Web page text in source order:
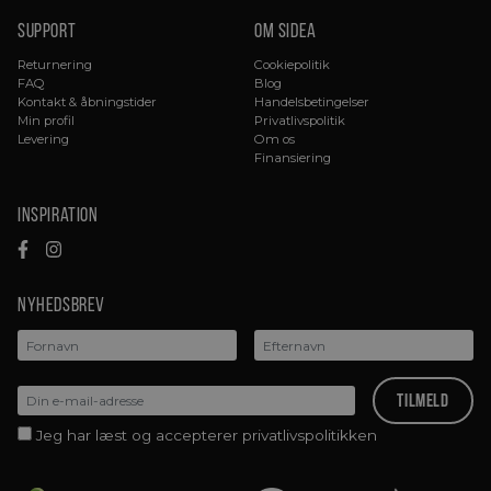
Support
Returnering
FAQ
Kontakt & åbningstider
Min profil
Levering
Om sidea
Cookiepolitik
Blog
Handelsbetingelser
Privatlivspolitik
Om os
Finansiering
Inspiration
Nyhedsbrev
Jeg har læst og accepterer privatlivspolitikken